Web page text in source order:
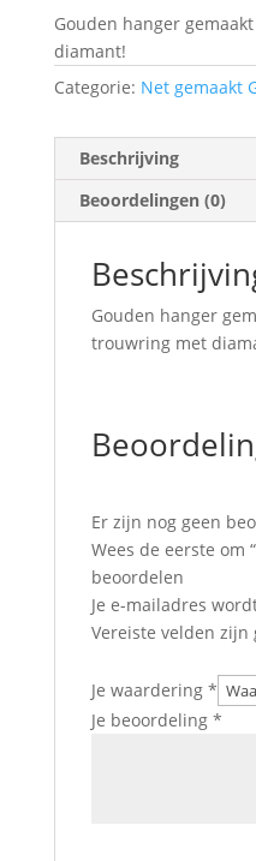
Gouden hanger
diamant!
Categorie: Net gemaakt
Beschrijving
Beoordelingen (0)
Gouden hanger
trouwring met
Er zijn nog geen
Wees de eerste om
beoordelen
Je e-mailadres
Vereiste velden
Je waardering *
Je beoordeling *